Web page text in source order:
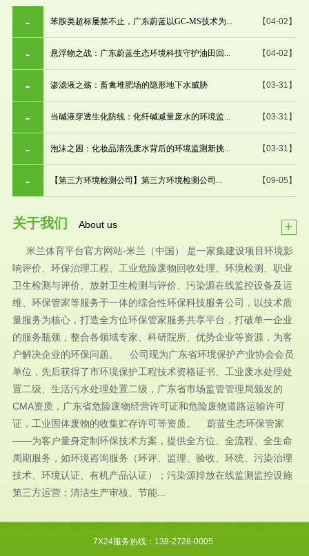
【04-02】
苯胺类超标屡禁不止，广东蔚蓝以GC-MS技术为...
【04-02】
悬浮物之战：广东蔚蓝生态环境科技守护油田回...
【03-31】
渗滤液之殇：畜禽堆肥场的隐形地下水威胁
【03-31】
当碱液穿透生化防线：化纤碱减量废水的环境监...
【03-31】
泡沫之困：化妆品清洗废水背后的环境监测新挑...
【09-05】
【第三方环境检测公司】第三方环境检测公司...
关于我们 About us +
米兰体育平台官方网站-米兰（中国） 是一家集建设项目环境影
响评价、环保治理工程、工业危险废物回收处理、环境检测、职业
卫生检测与评价、放射卫生检测与评价、污染源在线监控设备及运
维、环保管家等服务于一体的综合性环保科技服务公司，以技术质
量服务为核心，打造全方位环保管家服务共享平台，打破单一企业
的服务瓶颈，整合各领域专家、科研院所、优势企业等资源，为客
户解决企业的环保问题。 公司现为广东省环境保护产业协会会员
单位，先后获得了市环境保护工程技术资格证书、工业废水处理处
置二级、生活污水处理处置二级，广东省市场监管管理局颁发的
CMA资质，广东省危险废物经营许可证和危险废物道路运输许可
证，工业固体废物的收集贮存许可等资质。 蔚蓝生态环保管家
——为客户量身定制环保技术方案，提供全方位、全流程、全生命
周期服务，如环境咨询服务（环评、监理、验收、环统、污染治理
技术、环境认证、有机产品认证）；污染源排放在线监测监控设施
第三方运营；清洁生产审核、节能...
7X24服务热线：138-2728-0005